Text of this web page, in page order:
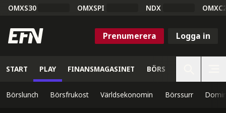
OMXS30 OMXSPI NDX
Prenumerera Logga in
START PLAY FINANSMAGASINET BÖRS
Börslunch Börsfrukost Världsekonomin Börssurr